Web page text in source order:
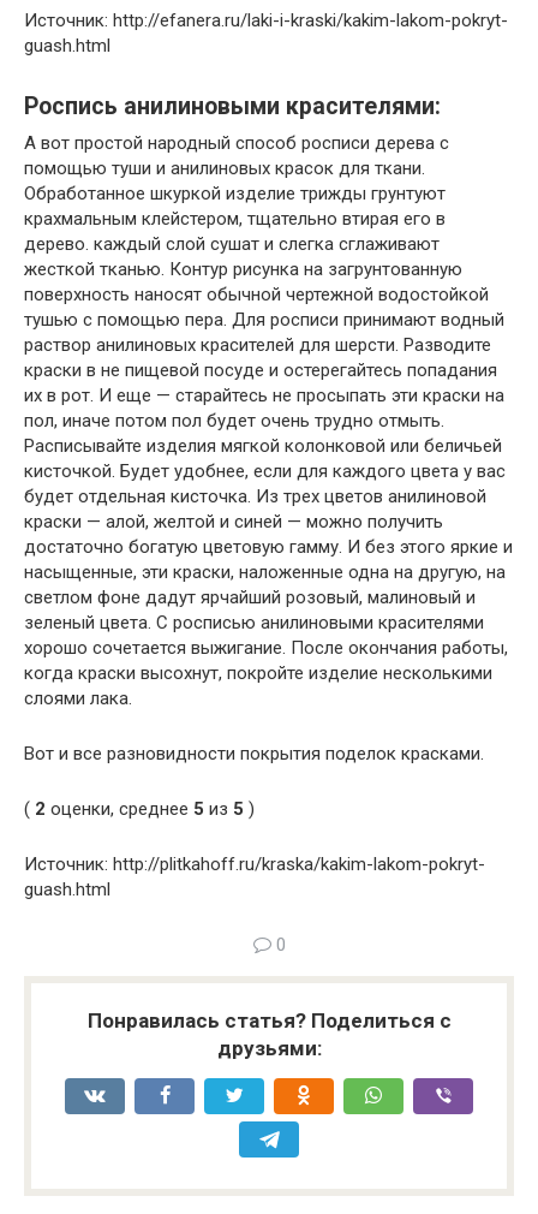
Источник: http://efanera.ru/laki-i-kraski/kakim-lakom-pokryt-
guash.html
Роспись анилиновыми красителями:
А вот простой народный способ росписи дерева с
помощью туши и анилиновых красок для ткани.
Обработанное шкуркой изделие трижды грунтуют
крахмальным клейстером, тщательно втирая его в
дерево. каждый слой сушат и слегка сглаживают
жесткой тканью. Контур рисунка на загрунтованную
поверхность наносят обычной чертежной водостойкой
тушью с помощью пера. Для росписи принимают водный
раствор анилиновых красителей для шерсти. Разводите
краски в не пищевой посуде и остерегайтесь попадания
их в рот. И еще — старайтесь не просыпать эти краски на
пол, иначе потом пол будет очень трудно отмыть.
Расписывайте изделия мягкой колонковой или беличьей
кисточкой. Будет удобнее, если для каждого цвета у вас
будет отдельная кисточка. Из трех цветов анилиновой
краски — алой, желтой и синей — можно получить
достаточно богатую цветовую гамму. И без этого яркие и
насыщенные, эти краски, наложенные одна на другую, на
светлом фоне дадут ярчайший розовый, малиновый и
зеленый цвета. С росписью анилиновыми красителями
хорошо сочетается выжигание. После окончания работы,
когда краски высохнут, покройте изделие несколькими
слоями лака.
Вот и все разновидности покрытия поделок красками.
( 2 оценки, среднее 5 из 5 )
Источник: http://plitkahoff.ru/kraska/kakim-lakom-pokryt-
guash.html
0
Понравилась статья? Поделиться с
друзьями: